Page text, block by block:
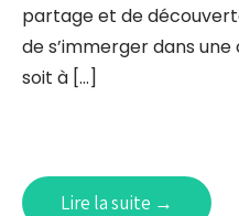
partage et de
de s’immerger dans
soit à […]
Lire la suite →